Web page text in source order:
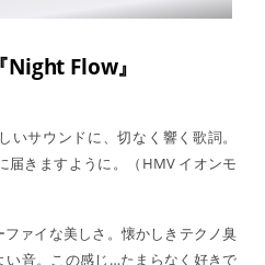
Night Flow』
いサウンドに、切なく響く歌詞。
届きますように。（HMV イオンモ
ァイな美しさ。懐かしきテクノ臭
い音。この感じ…たまらなく好きで